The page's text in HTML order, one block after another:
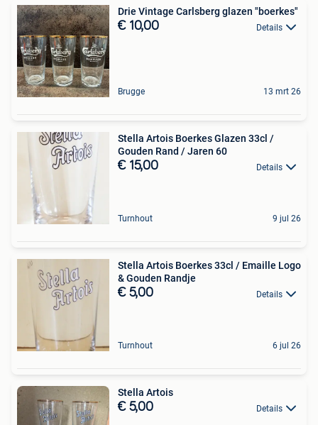
Drie Vintage Carlsberg glazen "boerkes"
€ 10,00 Details
Brugge 13 mrt 26
Stella Artois Boerkes Glazen 33cl /
Gouden Rand / Jaren 60
€ 15,00 Details
Turnhout 9 jul 26
Stella Artois Boerkes 33cl / Emaille Logo
& Gouden Randje
€ 5,00 Details
Turnhout 6 jul 26
Stella Artois
€ 5,00 Details